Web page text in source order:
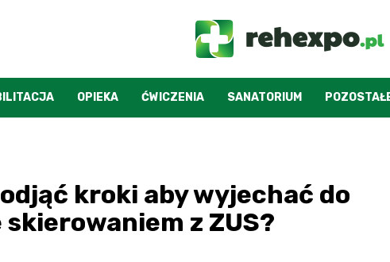
OPIEKA ĆWICZENIA SANATORIUM
kroki aby wyjechać do
z ZUS?